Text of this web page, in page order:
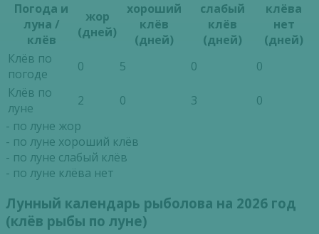
Погода и
луна /
клёв
жор
(дней)
хороший
клёв
(дней)
слабый
клёв
(дней)
клёва
нет
(дней)
Клёв по
погоде
0 5 0
0
Клёв по
луне
2 0 3
0
- по луне жор
- по луне хороший клёв
- по луне слабый клёв
- по луне клёва нет
Лунный календарь рыболова на 2026 год
(клёв рыбы по луне)